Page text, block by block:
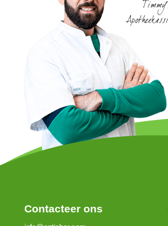
Contacteer ons